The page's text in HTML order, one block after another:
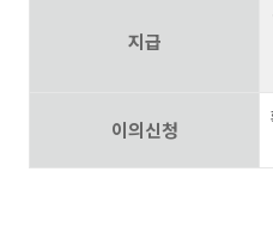
지급
이의신청